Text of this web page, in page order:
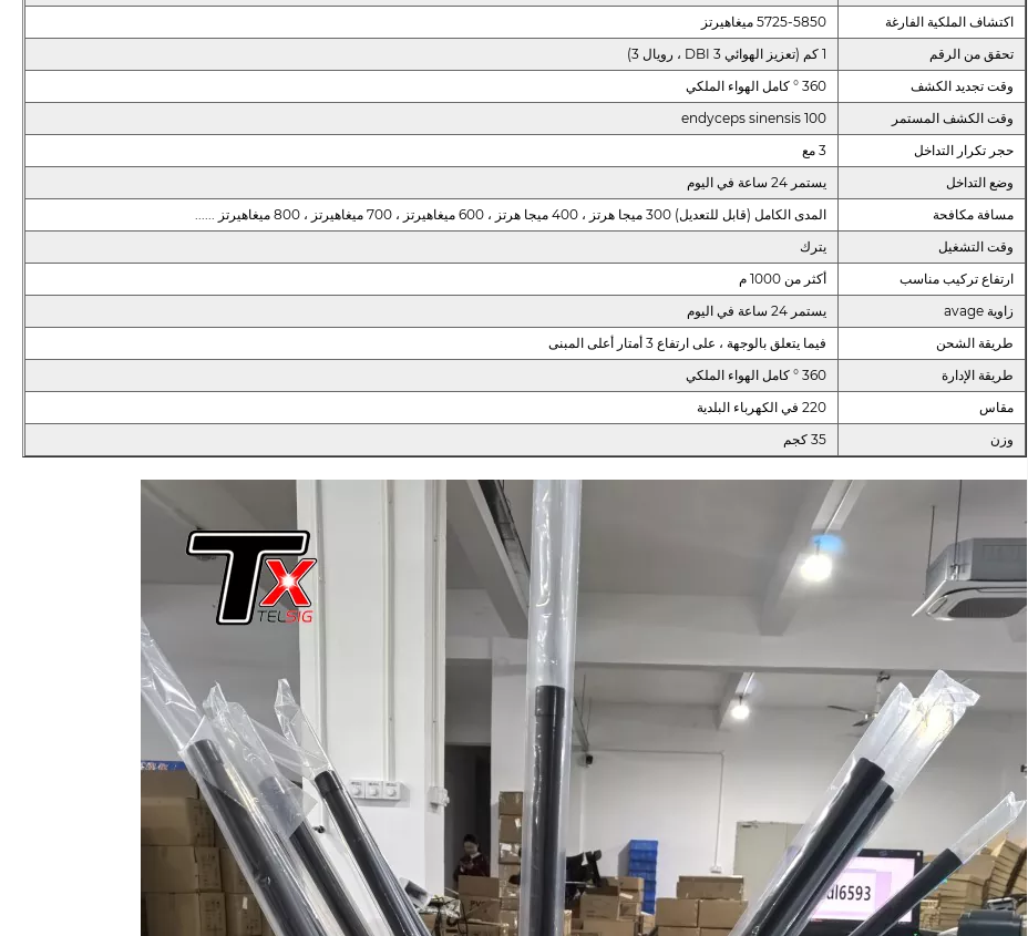
اكتشاف الملكية الفارغة
5725-5850 ميغاهيرتز
تحقق من الرقم
1 كم (تعزيز الهوائي 3 DBI ، رويال 3)
وقت تجديد الكشف
360 ° كامل الهواء الملكي
وقت الكشف المستمر
100 endyceps sinensis
حجر تكرار التداخل
3 مع
وضع التداخل
يستمر 24 ساعة في اليوم
مسافة مكافحة
المدى الكامل (قابل للتعديل) 300 ميجا هرتز ، 400 ميجا هرتز ، 600 ميغاهيرتز ، 700 ميغاهيرتز ، 800 ميغاهيرتز ......
وقت التشغيل
يترك
ارتفاع تركيب مناسب
أكثر من 1000 م
زاوية avage
يستمر 24 ساعة في اليوم
طريقة الشحن
فيما يتعلق بالوجهة ، على ارتفاع 3 أمتار أعلى المبنى
طريقة الإدارة
360 ° كامل الهواء الملكي
مقاس
220 في الكهرباء البلدية
وزن
35 كجم